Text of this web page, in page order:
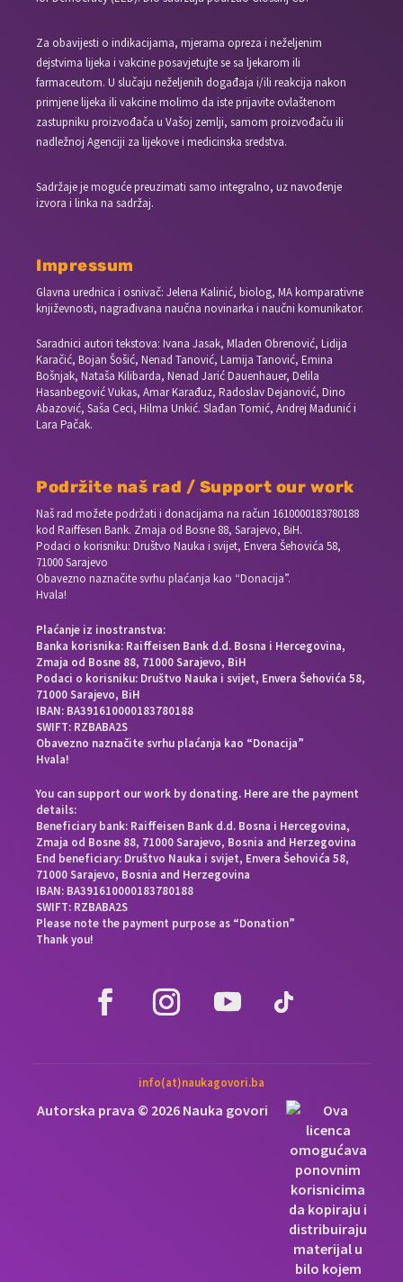
Za obavijesti o indikacijama, mjerama opreza i neželjenim
dejstvima lijeka i vakcine posavjetujte se sa ljekarom ili
farmaceutom. U slučaju neželjenih događaja i/ili reakcija nakon
primjene lijeka ili vakcine molimo da iste prijavite ovlaštenom
zastupniku proizvođača u Vašoj zemlji, samom proizvođaču ili
nadležnoj Agenciji za lijekove i medicinska sredstva.
Sadržaje je moguće preuzimati samo integralno, uz navođenje
izvora i linka na sadržaj.
Impressum
Glavna urednica i osnivač: Jelena Kalinić, biolog, MA komparativne
književnosti, nagrađivana naučna novinarka i naučni komunikator.
Saradnici autori tekstova: Ivana Jasak, Mladen Obrenović, Lidija
Karačić, Bojan Šošić, Nenad Tanović, Lamija Tanović, Emina
Bošnjak, Nataša Kilibarda, Nenad Jarić Dauenhauer, Delila
Hasanbegović Vukas, Amar Karađuz, Radoslav Dejanović, Dino
Abazović, Saša Ceci, Hilma Unkić. Slađan Tomić, Andrej Madunić i
Lara Pačak.
Podržite naš rad / Support our work
Naš rad možete podržati i donacijama na račun 1610000183780188
kod Raiffesen Bank. Zmaja od Bosne 88, Sarajevo, BiH.
Podaci o korisniku: Društvo Nauka i svijet, Envera Šehovića 58,
71000 Sarajevo
Obavezno naznačite svrhu plaćanja kao “Donacija”.
Hvala!
Plaćanje iz inostranstva:
Banka korisnika: Raiffeisen Bank d.d. Bosna i Hercegovina,
Zmaja od Bosne 88, 71000 Sarajevo, BiH
Podaci o korisniku: Društvo Nauka i svijet, Envera Šehovića 58,
71000 Sarajevo, BiH
IBAN: BA391610000183780188
SWIFT: RZBABA2S
Obavezno naznačite svrhu plaćanja kao “Donacija”
Hvala!
You can support our work by donating. Here are the payment
details:
Beneficiary bank: Raiffeisen Bank d.d. Bosna i Hercegovina,
Zmaja od Bosne 88, 71000 Sarajevo, Bosnia and Herzegovina
End beneficiary: Društvo Nauka i svijet, Envera Šehovića 58,
71000 Sarajevo, Bosnia and Herzegovina
IBAN: BA391610000183780188
SWIFT: RZBABA2S
Please note the payment purpose as “Donation”
Thank you!
info(at)naukagovori.ba
Autorska prava © 2026 Nauka govori